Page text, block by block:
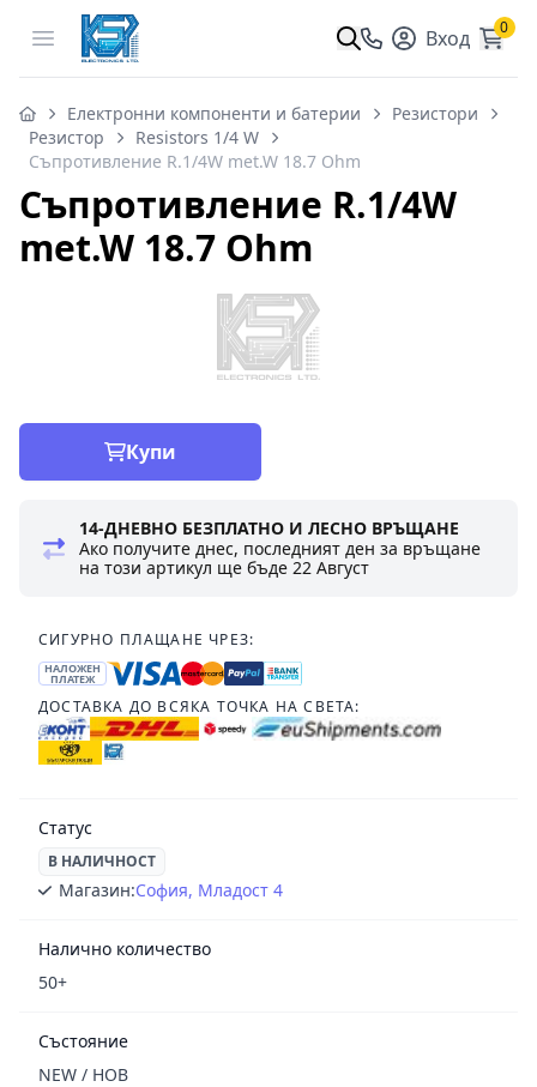
Open menu Вход 0
Електронни компоненти и батерии
Резистори
Резистор
Resistors 1/4 W
Съпротивление R.1/4W met.W 18.7 Ohm
Съпротивление R.1/4W
met.W 18.7 Ohm
Купи
14-ДНЕВНО БЕЗПЛАТНО И ЛЕСНО ВРЪЩАНЕ
Ако получите днес, последният ден за връщане
на този артикул ще бъде22 Август
СИГУРНО ПЛАЩАНЕ ЧРЕЗ:
НАЛОЖЕН
ПЛАТЕЖ
ДОСТАВКА ДО ВСЯКА ТОЧКА НА СВЕТА:
Статус
В НАЛИЧНОСТ
Магазин:София, Младост 4
Налично количество
50+
Състояние
NEW / НОВ